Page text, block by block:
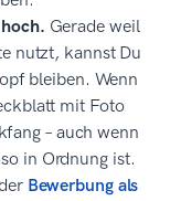
Gerade weil
nutzt, kannst Du
bleiben. Wenn
mit Foto
– auch wenn
in Ordnung ist.
Bewerbung als